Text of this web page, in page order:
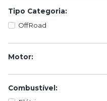
Tipo Categoria:
OffRoad
Motor:
Combustível: